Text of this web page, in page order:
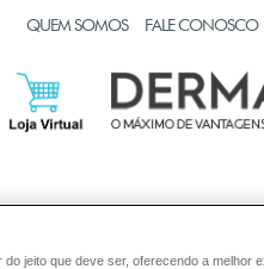
QUEM SOMOS FALE CONOSCO
jeito que deve ser, oferecendo a melhor